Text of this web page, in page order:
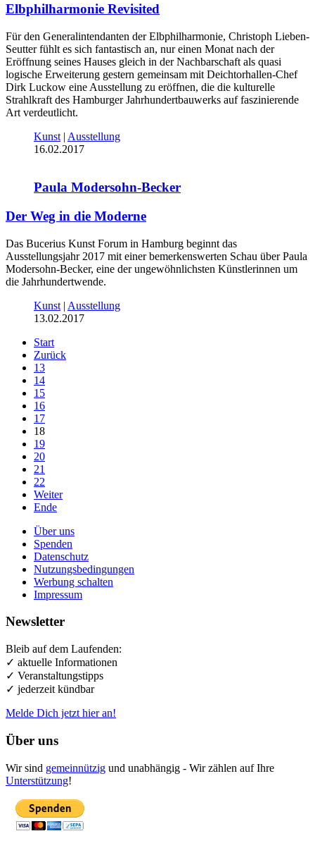
Elbphilharmonie Revisited
Für den Generalintendanten der Elbphilharmonie, Christoph Lieben-
Seutter fühlt es sich fantastisch an, nur einen Monat nach der
Eröffnung seines Hauses gleich in der Nachbarschaft als quasi
logische Erweiterung gestern gemeinsam mit Deichtorhallen-Chef
Dirk Luckow eine Ausstellung zu eröffnen, die die kulturelle
Strahlkraft des Hamburger Jahrhundertbauwerks auf faszinierende
Art verdeutlicht.
Kunst | Ausstellung
16.02.2017
Paula Modersohn-Becker
Der Weg in die Moderne
Das Bucerius Kunst Forum in Hamburg beginnt das
Ausstellungsjahr 2017 mit einer bemerkenswerten Schau über Paula
Modersohn-Becker, eine der ungewöhnlichsten Künstlerinnen um
die Jahrhundertwende.
Kunst | Ausstellung
13.02.2017
Start
Zurück
13
14
15
16
17
18
19
20
21
22
Weiter
Ende
Über uns
Spenden
Datenschutz
Nutzungsbedingungen
Werbung schalten
Impressum
Newsletter
Bleib auf dem Laufenden:
✓ aktuelle Informationen
✓ Veranstaltungstipps
✓ jederzeit kündbar
Melde Dich jetzt hier an!
Über uns
Wir sind gemeinnützig und unabhängig - Wir zählen auf Ihre
Unterstützung!